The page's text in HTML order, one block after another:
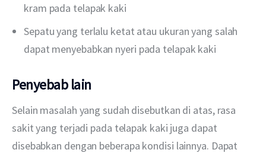
kram pada telapak kaki
Sepatu yang terlalu ketat atau ukuran yang salah
dapat menyebabkan nyeri pada telapak kaki
Penyebab lain
Selain masalah yang sudah disebutkan di atas, rasa
sakit yang terjadi pada telapak kaki juga dapat
disebabkan dengan beberapa kondisi lainnya. Dapat